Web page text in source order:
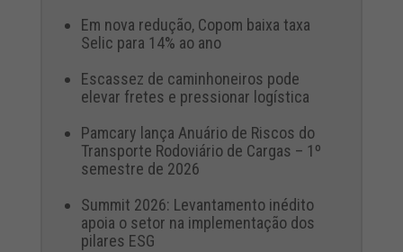
Em nova redução, Copom baixa taxa
Selic para 14% ao ano
Escassez de caminhoneiros pode
elevar fretes e pressionar logística
Pamcary lança Anuário de Riscos do
Transporte Rodoviário de Cargas – 1º
semestre de 2026
Summit 2026: Levantamento inédito
apoia o setor na implementação dos
pilares ESG